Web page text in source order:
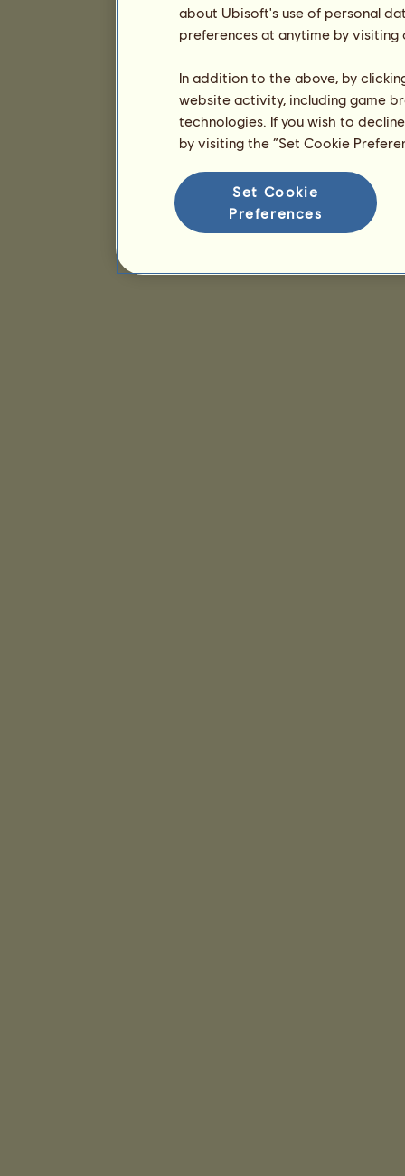
about Ubisoft's use of personal
preferences at anytime by
In addition to the above, by
website activity, including game
technologies. If you wish to
by visiting the “Set Cookie
Set Cookie
Preferences